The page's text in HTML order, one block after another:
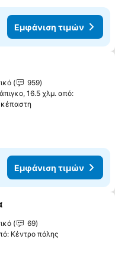
Εμφάνιση τιμών
στα αγαπημένα
959
16.5 χλμ. από:
Εμφάνιση τιμών
στα αγαπημένα
69
Κέντρο πόλης